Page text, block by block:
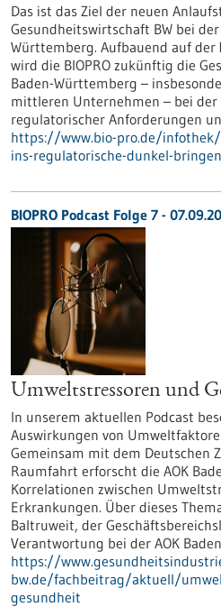
Das ist das Ziel der neuen
Gesundheitswirtschaft BW bei der
Württemberg. Aufbauend auf der
wird die BIOPRO zukünftig die
Baden-Württemberg –
mittleren Unternehmen – bei
regulatorischer Anforderungen
https://www.bio-pro.de/
ins-regulatorische-dunkel-bringen
BIOPRO Podcast Folge 7 -
Umweltstressoren und
In unserem aktuellen Podcast
Auswirkungen von
Gemeinsam mit dem Deutschen
Raumfahrt erforscht die AOK
Korrelationen zwischen
Erkrankungen. Über dieses
Baltruweit, der
Verantwortung bei der AOK
https://
bw.de/fachbeitrag/aktuell/
gesundheit